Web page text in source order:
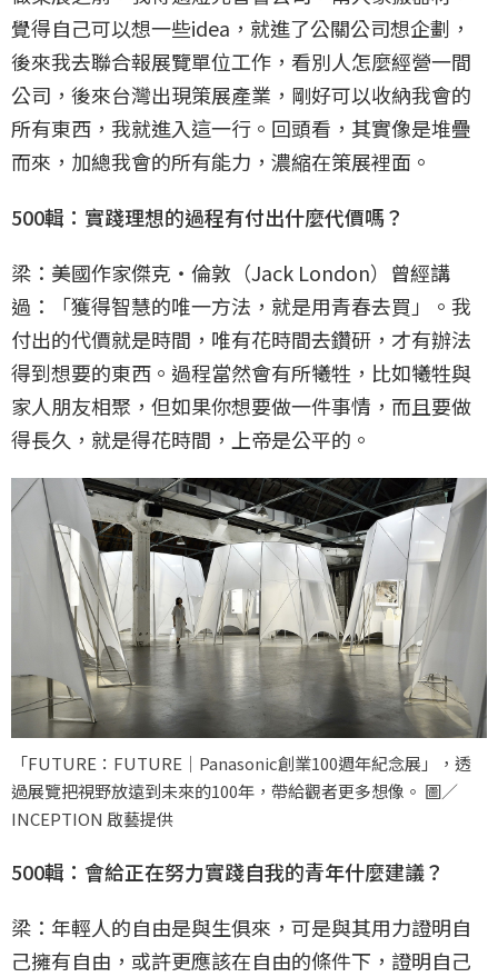
覺得自己可以想一些idea，就進了公關公司想企劃，
後來我去聯合報展覽單位工作，看別人怎麼經營一間
公司，後來台灣出現策展產業，剛好可以收納我會的
所有東西，我就進入這一行。回頭看，其實像是堆疊
而來，加總我會的所有能力，濃縮在策展裡面。
500輯：實踐理想的過程有付出什麼代價嗎？
梁：美國作家傑克・倫敦（Jack London）曾經講
過：「獲得智慧的唯一方法，就是用青春去買」。我
付出的代價就是時間，唯有花時間去鑽研，才有辦法
得到想要的東西。過程當然會有所犧牲，比如犧牲與
家人朋友相聚，但如果你想要做一件事情，而且要做
得長久，就是得花時間，上帝是公平的。
「FUTURE：FUTURE｜Panasonic創業100週年紀念展」，透
過展覽把視野放遠到未來的100年，帶給觀者更多想像。 圖／
INCEPTION 啟藝提供
500輯：會給正在努力實踐自我的青年什麼建議？
梁：年輕人的自由是與生俱來，可是與其用力證明自
己擁有自由，或許更應該在自由的條件下，證明自己